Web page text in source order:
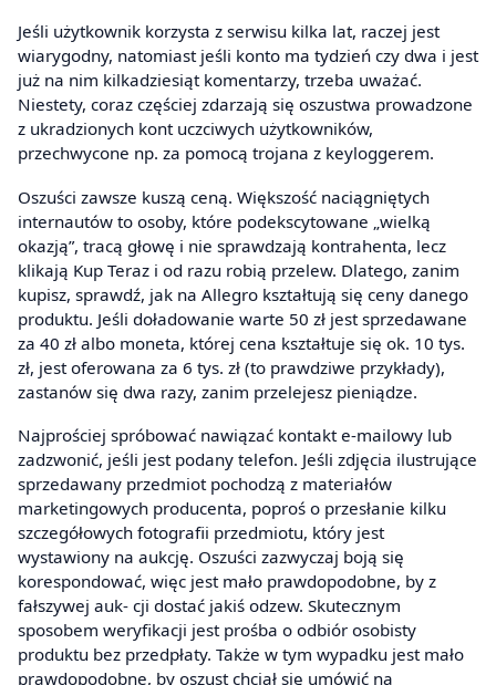
Jeśli użytkownik korzysta z serwisu kilka lat, raczej jest
wiarygodny, natomiast jeśli konto ma tydzień czy dwa i jest
już na nim kilkadziesiąt komentarzy, trzeba uważać.
Niestety, coraz częściej zdarzają się oszustwa prowadzone
z ukradzionych kont uczciwych użytkowników,
przechwycone np. za pomocą trojana z keyloggerem.
Oszuści zawsze kuszą ceną. Większość naciągniętych
internautów to osoby, które podekscytowane „wielką
okazją”, tracą głowę i nie sprawdzają kontrahenta, lecz
klikają Kup Teraz i od razu robią przelew. Dlatego, zanim
kupisz, sprawdź, jak na Allegro kształtują się ceny danego
produktu. Jeśli doładowanie warte 50 zł jest sprzedawane
za 40 zł albo moneta, której cena kształtuje się ok. 10 tys.
zł, jest oferowana za 6 tys. zł (to prawdziwe przykłady),
zastanów się dwa razy, zanim przelejesz pieniądze.
Najprościej spróbować nawiązać kontakt e-mailowy lub
zadzwonić, jeśli jest podany telefon. Jeśli zdjęcia ilustrujące
sprzedawany przedmiot pochodzą z materiałów
marketingowych producenta, poproś o przesłanie kilku
szczegółowych fotografii przedmiotu, który jest
wystawiony na aukcję. Oszuści zazwyczaj boją się
korespondować, więc jest mało prawdopodobne, by z
fałszywej auk- cji dostać jakiś odzew. Skutecznym
sposobem weryfikacji jest prośba o odbiór osobisty
produktu bez przedpłaty. Także w tym wypadku jest mało
prawdopodobne, by oszust chciał się umówić na